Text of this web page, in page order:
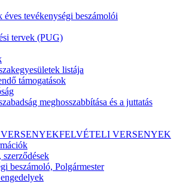
éves tevékenységi beszámolói
tervek (PUG)
listája
támogatások
meghosszabbítása és a juttatás
FELVÉTELI VERSENYEK
szerződések
beszámoló, Polgármester